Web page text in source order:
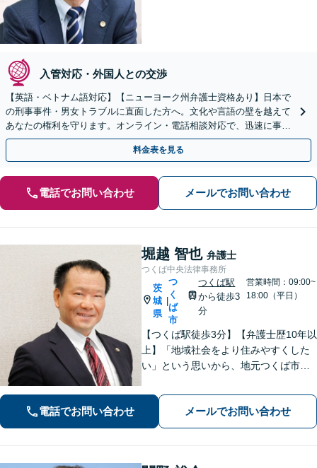
入管対応・外国人との交渉
【英語・ベトナム語対応】【ニューヨーク州弁護士資格あり】日本で
の刑事事件・男女トラブルに直面した方へ。文化や言語の壁を越えて
あなたの権利を守ります。オンライン・電話相談対応で、迅速に事件
に着手。まずはご相談ください。
料金表を見る
電話でお問い合わせ メールでお問い合わせ
堀越 智也 弁護士
つくば中央法律事務所
茨
城
県
つ
く
ば
市
つくば駅
から徒歩3
分
営業時間：09:00~
18:00（平日）
【つくば駅徒歩3分】【弁護士歴10年以
上】「地域社会をより住みやすくした
い」という思いから、地元つくば市で
育費など幅広いトラブルに対応【相
続・遺言】残された借金・不動産に困
っていませんか？
電話でお問い合わせ メールでお問い合わせ